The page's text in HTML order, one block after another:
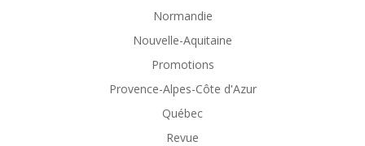
Normandie
Nouvelle-Aquitaine
Promotions
Provence-Alpes-Côte d'Azur
Québec
Revue